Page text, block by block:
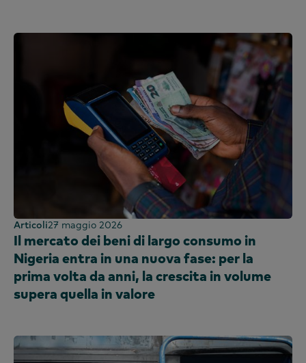
Articoli27 maggio 2026
Il mercato dei beni di largo consumo in
Nigeria entra in una nuova fase: per la
prima volta da anni, la crescita in volume
supera quella in valore